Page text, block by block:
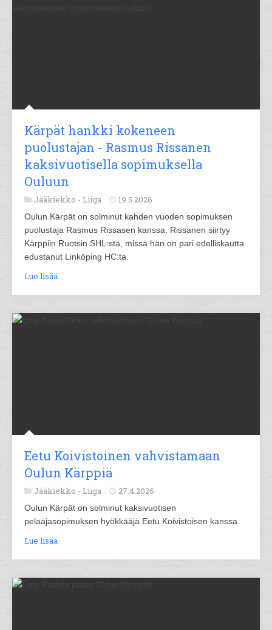
Kärpät hankki kokeneen
puolustajan - Rasmus Rissanen
kaksivuotisella sopimuksella
Ouluun
Jääkiekko - Liiga 19.5.2026
Oulun Kärpät on solminut kahden vuoden sopimuksen
puolustaja Rasmus Rissasen kanssa. Rissanen siirtyy
Kärppiin Ruotsin SHL:stä, missä hän on pari edelliskautta
edustanut Linköping HC:ta.
Lue lisää
Eetu Koivistoinen vahvistamaan
Oulun Kärppiä
Jääkiekko - Liiga 27.4.2026
Oulun Kärpät on solminut kaksivuotisen
pelaajasopimuksen hyökkääjä Eetu Koivistoisen kanssa.
Lue lisää